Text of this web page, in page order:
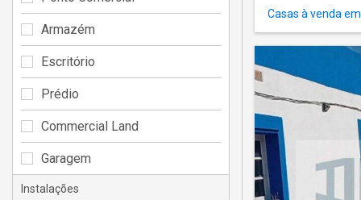
Casas à venda
Armazém
Escritório
Prédio
Commercial Land
Garagem
Instalações